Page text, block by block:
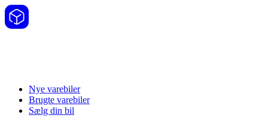
Nye varebiler
Brugte varebiler
Sælg din bil